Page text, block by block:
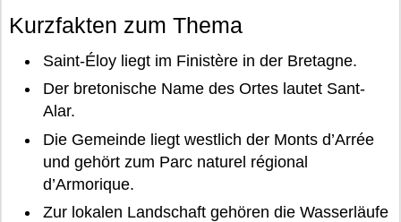
Kurzfakten zum Thema
Saint-Éloy liegt im Finistère in der Bretagne.
Der bretonische Name des Ortes lautet Sant-
Alar.
Die Gemeinde liegt westlich der Monts d’Arrée
und gehört zum Parc naturel régional
d’Armorique.
Zur lokalen Landschaft gehören die Wasserläufe